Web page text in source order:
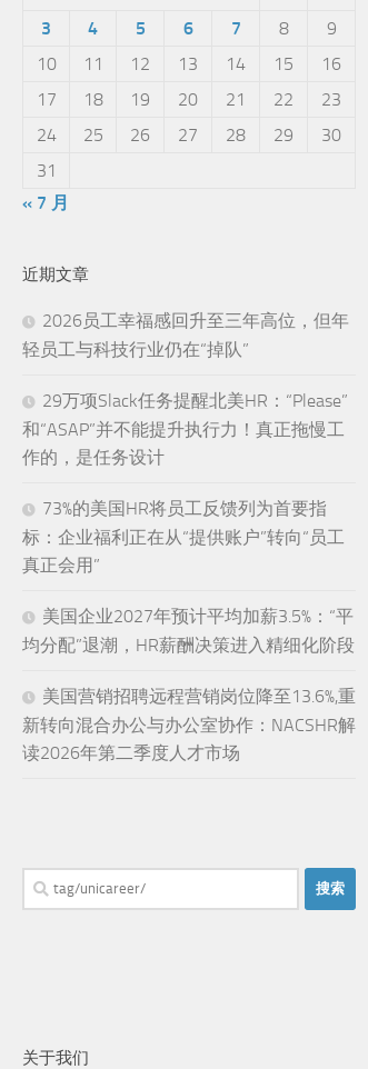
3
4 5 6 7 8
9
10
11 12 13 14 15
16
17
18 19 20 21 22
23
24
25 26 27 28 29
30
31
« 7 月
近期文章
2026员工幸福感回升至三年高位，但年
轻员工与科技行业仍在“掉队”
29万项Slack任务提醒北美HR：“Please”
和“ASAP”并不能提升执行力！真正拖慢工
作的，是任务设计
73%的美国HR将员工反馈列为首要指
标：企业福利正在从“提供账户”转向“员工
真正会用”
美国企业2027年预计平均加薪3.5%：“平
均分配”退潮，HR薪酬决策进入精细化阶段
美国营销招聘远程营销岗位降至13.6%,重
新转向混合办公与办公室协作：NACSHR解
读2026年第二季度人才市场
搜
索：
关于我们